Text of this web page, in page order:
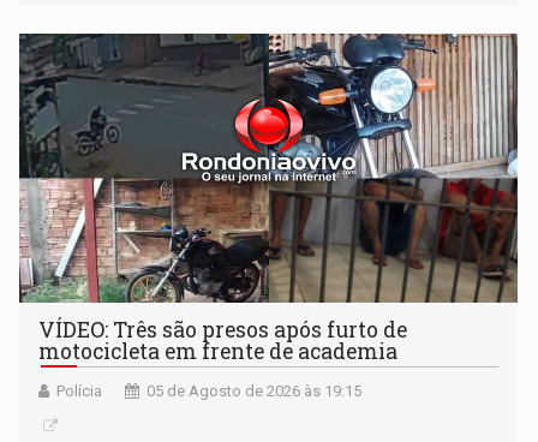
VÍDEO: Três são presos após furto de
motocicleta em frente de academia
Polícia 05 de Agosto de 2026 às 19:15